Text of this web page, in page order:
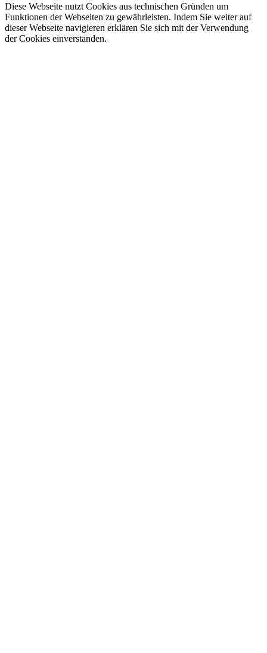
Diese Webseite nutzt Cookies aus technischen Gründen um
Funktionen der Webseiten zu gewährleisten. Indem Sie weiter auf
dieser Webseite navigieren erklären Sie sich mit der Verwendung
der Cookies einverstanden.